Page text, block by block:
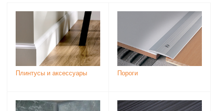
Плинтусы и аксессуары Пороги